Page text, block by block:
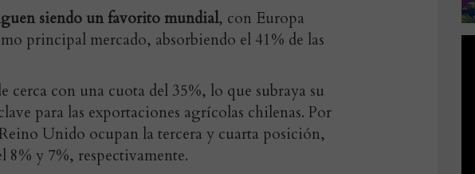
siendo un favorito mundial, con Europa
principal mercado, absorbiendo el 41% de las
cerca con una cuota del 35%, lo que subraya su
para las exportaciones agrícolas chilenas. Por
Unido ocupan la tercera y cuarta posición,
8% y 7%, respectivamente.